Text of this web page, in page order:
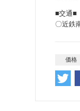
■交通■
〇近鉄
価格